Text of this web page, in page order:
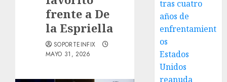
frente a De
la Espriella
SOPORTEINFIX
MAYO 31, 2026
tras cuatro
años de
enfrentamient
os
Estados
Unidos
reanuda